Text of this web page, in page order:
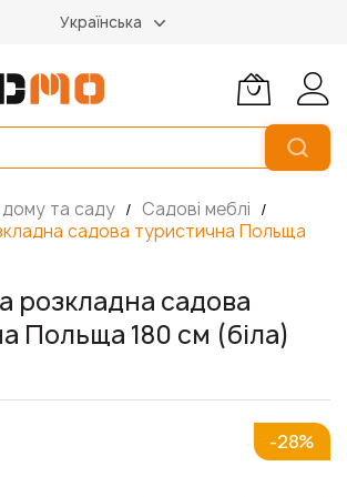
Українська
та саду
Садові меблі
садова туристична Польща
розкладна садова
Польща 180 см (біла)
-28%